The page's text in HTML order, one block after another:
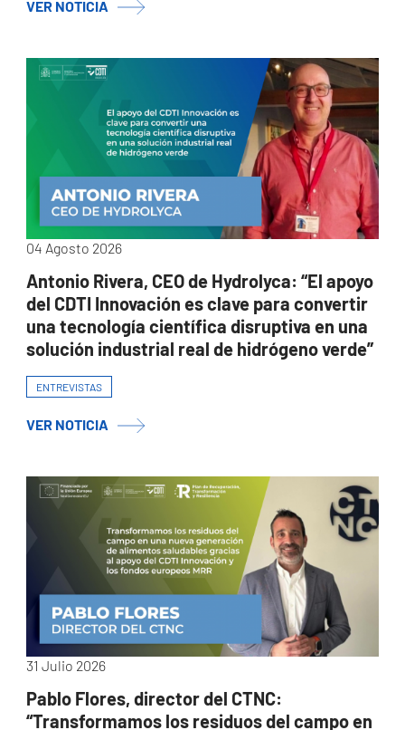
VER NOTICIA
04 Agosto 2026
Antonio Rivera, CEO de Hydrolyca: “El apoyo
del CDTI Innovación es clave para convertir
una tecnología científica disruptiva en una
solución industrial real de hidrógeno verde”
ENTREVISTAS
VER NOTICIA
31 Julio 2026
Pablo Flores, director del CTNC:
“Transformamos los residuos del campo en